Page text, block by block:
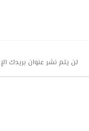
لن يتم نشر عنوان بريدك